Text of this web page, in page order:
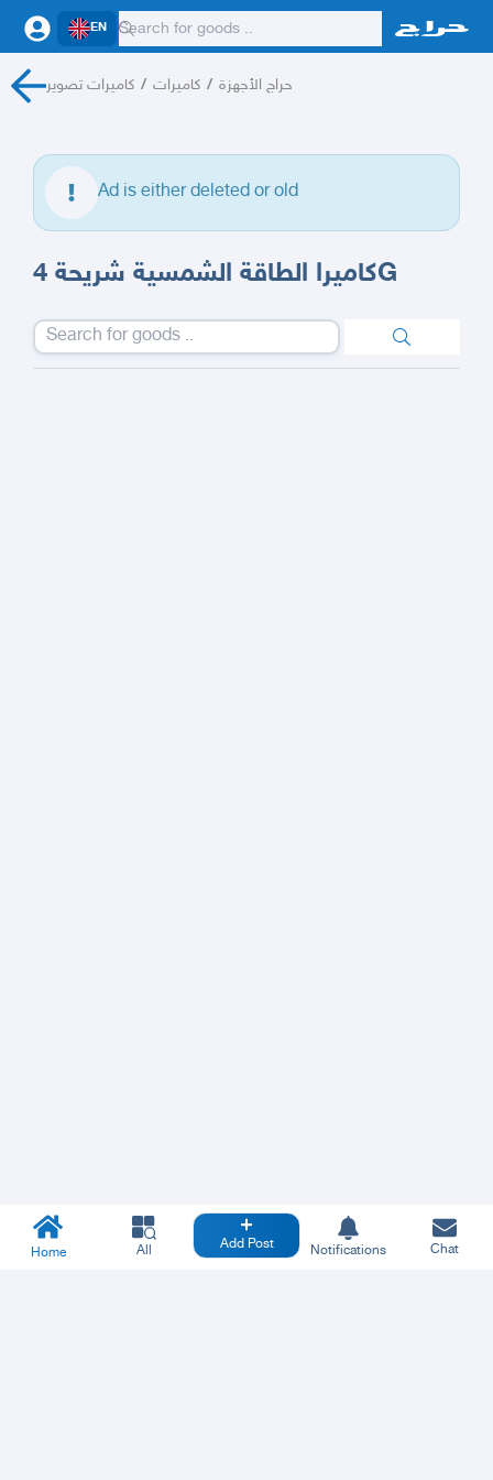
EN
كاميرات تصوير / كاميرات / حراج الأجهزة
Ad is either deleted or old
كاميرا الطاقة الشمسية شريحة 4G
Home All Add Post Notifications Chat